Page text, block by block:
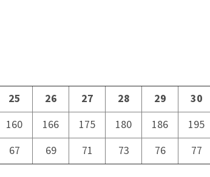
25 26 27 28 29 30
160 166 175 180 186 195
67 69 71 73 76 77